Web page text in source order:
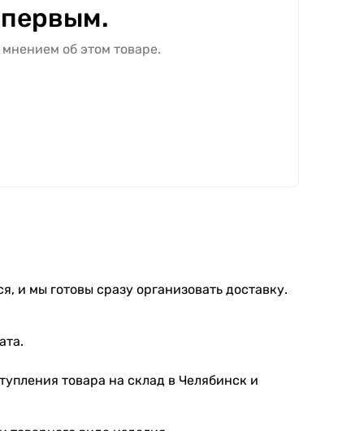
об этом товаре.
и мы готовы сразу организовать доставку.
товара на склад в Челябинск и